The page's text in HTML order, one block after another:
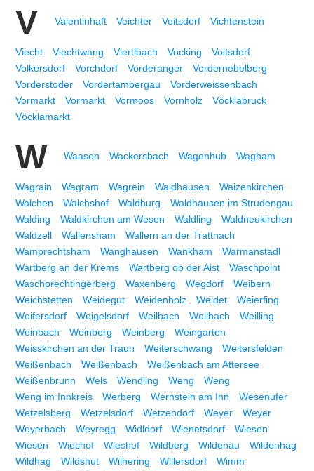
V Valentinhaft Veichter Veitsdorf Vichtenstein
Viecht Viechtwang Viertlbach Vocking
Voitsdorf
Volkersdorf
Vorchdorf Vorderanger
Vordernebelberg
Vorderstoder
Vordertambergau
Vorderweissenbach
Vormarkt
Vormarkt Vormoos Vornholz
Vöcklabruck
Vöcklamarkt
W Waasen Wackersbach Wagenhub Wagham
Wagrain Wagram Wagrein Waidhausen
Waizenkirchen
Walchen
Walchshof Waldburg
Waldhausen im Strudengau
Walding
Waldkirchen am Wesen Waldling
Waldneukirchen
Waldzell
Wallensham
Wallern an der Trattnach
Wamprechtsham
Wanghausen Wankham
Warmanstadl
Wartberg an der Krems
Wartberg ob der Aist
Waschpoint
Waschprechtingerberg
Waxenberg Wegdorf
Weibern
Weichstetten
Weidegut Weidenholz Weidet
Weierfing
Weifersdorf
Weigelsdorf Weilbach Weilbach
Weilling
Weinbach
Weinberg Weinberg
Weingarten
Weisskirchen an der Traun
Weiterschwang
Weitersfelden
Weißenbach
Weißenbach
Weißenbach am Attersee
Weißenbrunn
Wels Wendling Weng
Weng
Weng im Innkreis
Werberg Wernstein am Inn
Wesenufer
Wetzelsberg
Wetzelsdorf Wetzendorf Weyer
Weyer
Weyerbach
Weyregg Widldorf Wienetsdorf
Wiesen
Wiesen
Wieshof Wieshof Wildberg Wildenau
Wildenhag
Wildhag
Wildshut Wilhering Willersdorf
Wimm